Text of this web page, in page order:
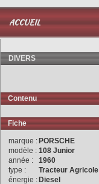
ACCUEIL
DIVERS
Contenu
Fiche
marque : PORSCHE
modèle : 108 Junior
année :
1960
type :
Tracteur Agricole
énergie : Diesel